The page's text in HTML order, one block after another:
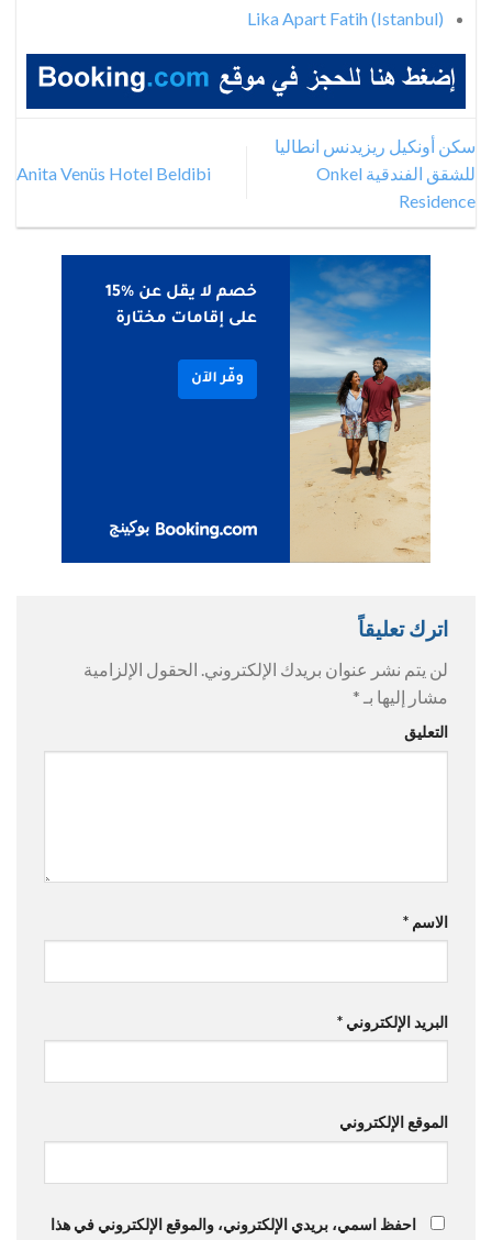
Lika Apart Fatih (Istanbul)
سكن أونكيل ريزيدنس انطاليا
للشقق الفندقية Onkel
Residence
Anita Venüs Hotel Beldibi
اترك تعليقاً
لن يتم نشر عنوان بريدك الإلكتروني. الحقول الإلزامية
مشار إليها بـ *
التعليق
الاسم *
البريد الإلكتروني *
الموقع الإلكتروني
احفظ اسمي، بريدي الإلكتروني، والموقع الإلكتروني في هذا